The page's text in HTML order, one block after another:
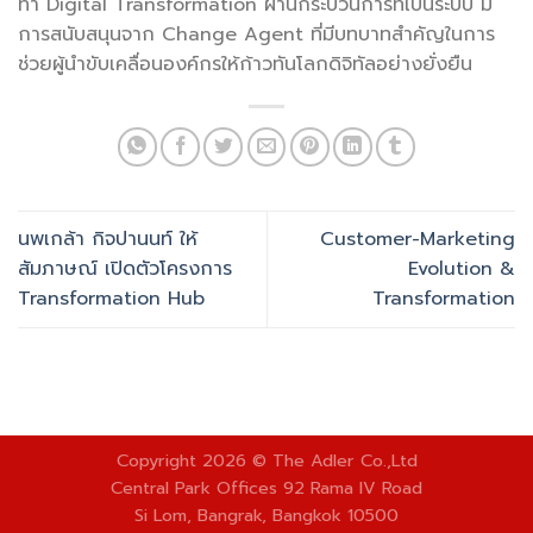
การสนับสนุนจาก Change Agent ที่มีบทบาทสำคัญในการ
ช่วยผู้นำขับเคลื่อนองค์กรให้ก้าวทันโลกดิจิทัลอย่างยั่งยืน
นพเกล้า กิจปานนท์ ให้
สัมภาษณ์ เปิดตัวโครงการ
Transformation Hub
Customer-Marketing
Evolution &
Transformation
Copyright 2026 © The Adler Co.,Ltd
Central Park Offices 92 Rama IV Road
Si Lom, Bangrak, Bangkok 10500